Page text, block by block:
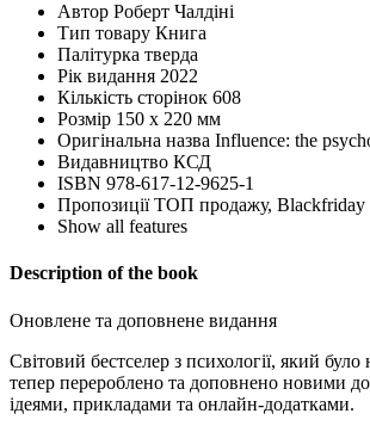
Автор Роберт Чалдіні
Тип товару Книга
Палітурка тверда
Рік видання 2022
Кількість сторінок 608
Розмір 150 х 220 мм
Оригінальна назва Influence: the
Видавництво КСД
ISBN 978-617-12-9625-1
Пропозиції ТОП продажу, Blackfriday
Show all features
Description of the book
Оновлене та доповнене видання
Світовий бестселер з психології, який
тепер перероблено та доповнено новими
ідеями, прикладами та онлайн-додатками.